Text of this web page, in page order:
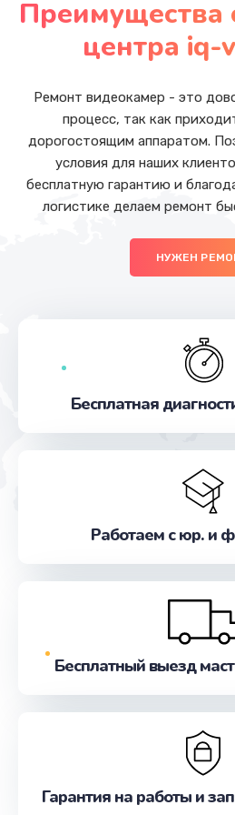
от 1100
Заказать
Замена
от 1145
Замена кнопки
Ремонт
от 1100
Ремонт кнопки
от 550 руб.
от 550 руб.
Заказать
Ремонт SIM-
от 550
Заказать
Замена
от 880
Преимущества
центра iq-
Ремонт видеокамер - это
процесс, так как
дорогостоящим аппаратом.
условия для наших
бесплатную гарантию и
логистике делаем ремонт
НУЖЕН
Бесплатная
Работаем с юр. и
Бесплатный выезд
Гарантия на работы и